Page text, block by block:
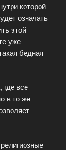
которой
означать
этой
уже
бедная
все
в то же